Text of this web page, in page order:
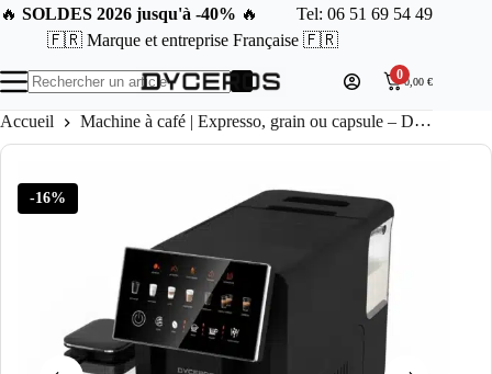
Passer
contenu
🔥 SOLDES 2026 jusqu'à -40% 🔥
Tel: 06 51 69 54 49
🇫🇷 Marque et entreprise Française 🇫🇷
résultat
00,00€
Accueil Machine à café | Expresso, grain ou capsule – Dyceros, café sur mesure